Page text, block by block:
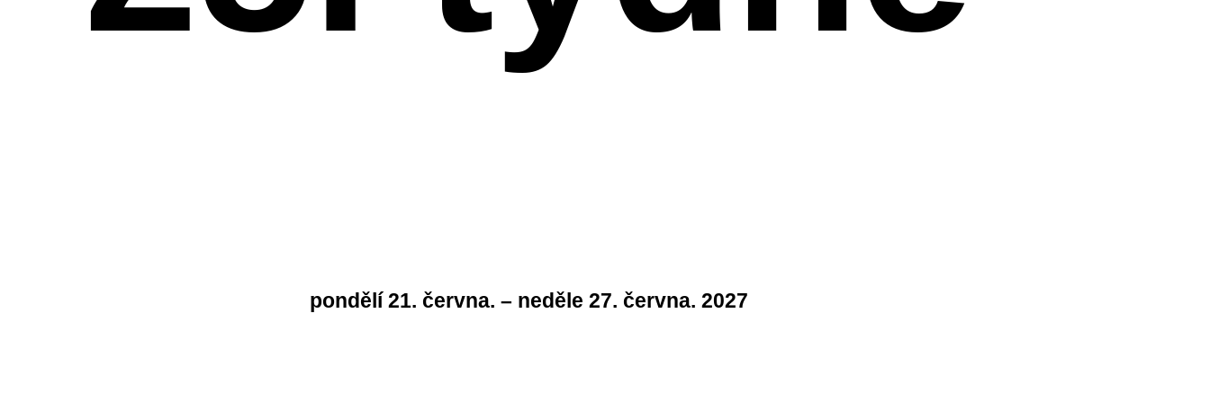
pondělí 21. června. – neděle 27. června. 2027